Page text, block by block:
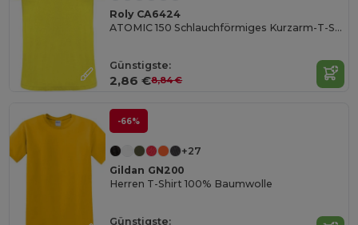
Roly CA6424
ATOMIC 150 Schlauchförmiges Kurzarm-T-Shirt
Günstigste:
2,86 €8,84 €
-66%
+27
Gildan GN200
Herren T-Shirt 100% Baumwolle
Günstigste: